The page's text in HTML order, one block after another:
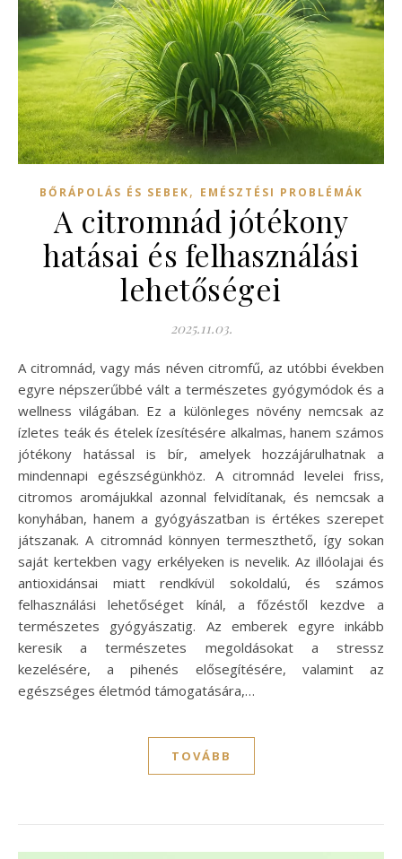
BŐRÁPOLÁS ÉS SEBEK, EMÉSZTÉSI PROBLÉMÁK
A citromnád jótékony
hatásai és felhasználási
lehetőségei
2025.11.03.
A citromnád, vagy más néven citromfű, az utóbbi években
egyre népszerűbbé vált a természetes gyógymódok és a
wellness világában. Ez a különleges növény nemcsak az
ízletes teák és ételek ízesítésére alkalmas, hanem számos
jótékony hatással is bír, amelyek hozzájárulhatnak a
mindennapi egészségünkhöz. A citromnád levelei friss,
citromos aromájukkal azonnal felvidítanak, és nemcsak a
konyhában, hanem a gyógyászatban is értékes szerepet
játszanak. A citromnád könnyen termeszthető, így sokan
saját kertekben vagy erkélyeken is nevelik. Az illóolajai és
antioxidánsai miatt rendkívül sokoldalú, és számos
felhasználási lehetőséget kínál, a főzéstől kezdve a
természetes gyógyászatig. Az emberek egyre inkább
keresik a természetes megoldásokat a stressz
kezelésére, a pihenés elősegítésére, valamint az
egészséges életmód támogatására,…
TOVÁBB